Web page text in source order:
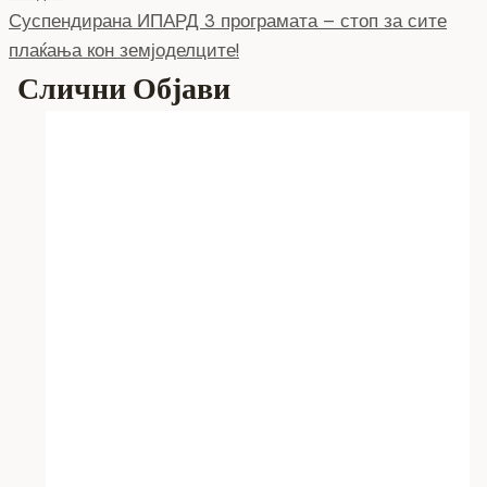
k
Суспендирана ИПАРД 3 програмата – стоп за сите
плаќања кон земјоделците!
Слични Објави